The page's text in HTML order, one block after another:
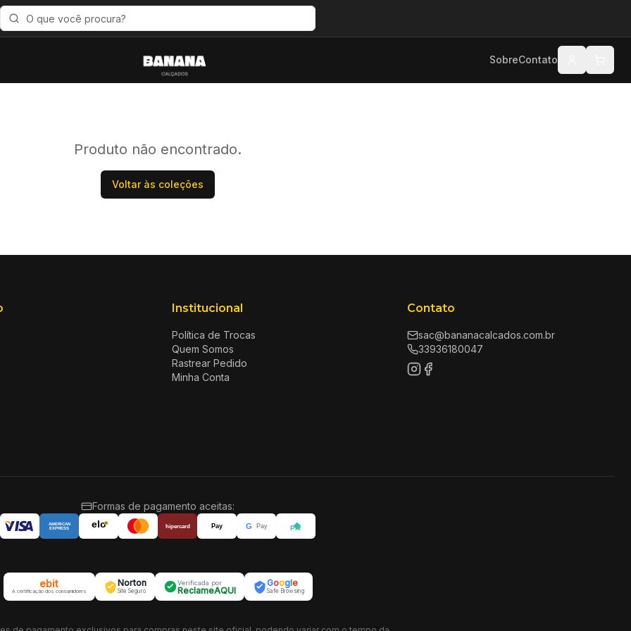
SobreContato
Produto não encontrado.
Voltar às coleções
Institucional
Política de Trocas
Quem Somos
Rastrear Pedido
Minha Conta
Contato
sac@bananacalcados.com.br
33936180047
Formas de pagamento aceitas:
AMERICAN
EXPRESS
elo hipercard Pay G Pay Pix
ebit
A certificação dos consumidores
Norton
Site Seguro
Verificada por
ReclameAQUI
Google
Safe Browsing